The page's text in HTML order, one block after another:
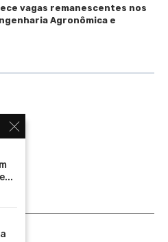
vagas remanescentes nos
Agronômica e